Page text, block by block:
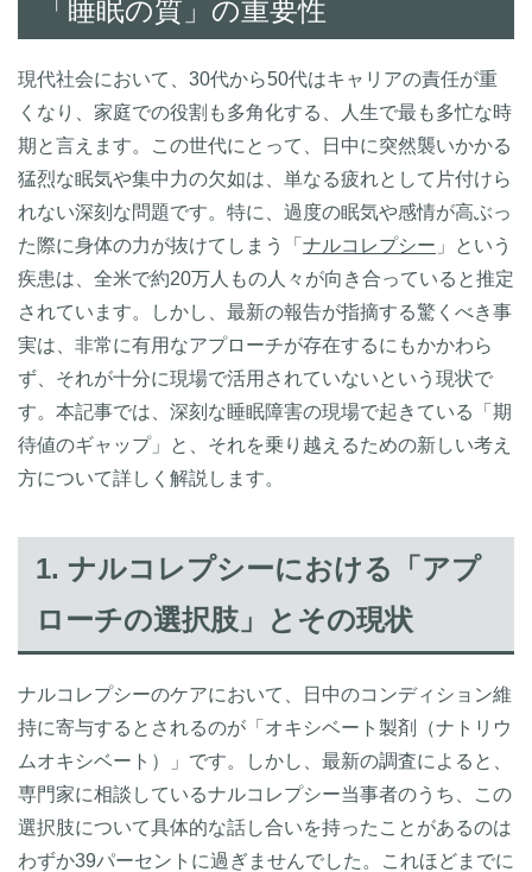
「睡眠の質」の重要性
現代社会において、30代から50代はキャリアの責任が重
くなり、家庭での役割も多角化する、人生で最も多忙な時
期と言えます。この世代にとって、日中に突然襲いかかる
猛烈な眠気や集中力の欠如は、単なる疲れとして片付けら
れない深刻な問題です。特に、過度の眠気や感情が高ぶっ
た際に身体の力が抜けてしまう「 ナルコレプシー 」という
疾患は、全米で約20万人もの人々が向き合っていると推定
されています。しかし、最新の報告が指摘する驚くべき事
実は、非常に有用なアプローチが存在するにもかかわら
ず、それが十分に現場で活用されていないという現状で
す。本記事では、深刻な睡眠障害の現場で起きている「期
待値のギャップ」と、それを乗り越えるための新しい考え
方について詳しく解説します。
1. ナルコレプシーにおける「アプ
ローチの選択肢」とその現状
ナルコレプシーのケアにおいて、日中のコンディション維
持に寄与するとされるのが「オキシベート製剤（ナトリウ
ムオキシベート）」です。しかし、最新の調査によると、
専門家に相談しているナルコレプシー当事者のうち、この
選択肢について具体的な話し合いを持ったことがあるのは
わずか39パーセントに過ぎませんでした。これほどまでに